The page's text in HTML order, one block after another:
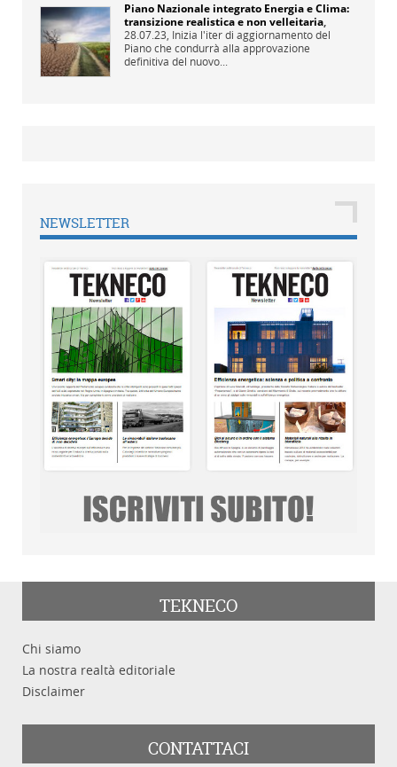
Piano Nazionale integrato Energia e Clima:
transizione realistica e non velleitaria,
28.07.23, Inizia l'iter di aggiornamento del
Piano che condurrà alla approvazione
definitiva del nuovo...
NEWSLETTER
TEKNECO
Chi siamo
La nostra realtà editoriale
Disclaimer
CONTATTACI